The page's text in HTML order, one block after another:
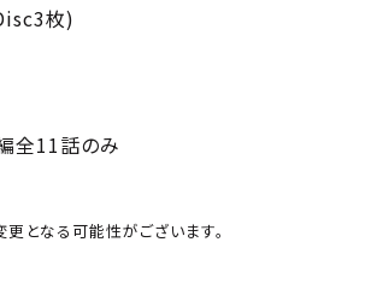
枚)
全11話のみ
となる可能性がございます。